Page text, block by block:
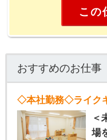
この
おすすめのお仕事
＜
場